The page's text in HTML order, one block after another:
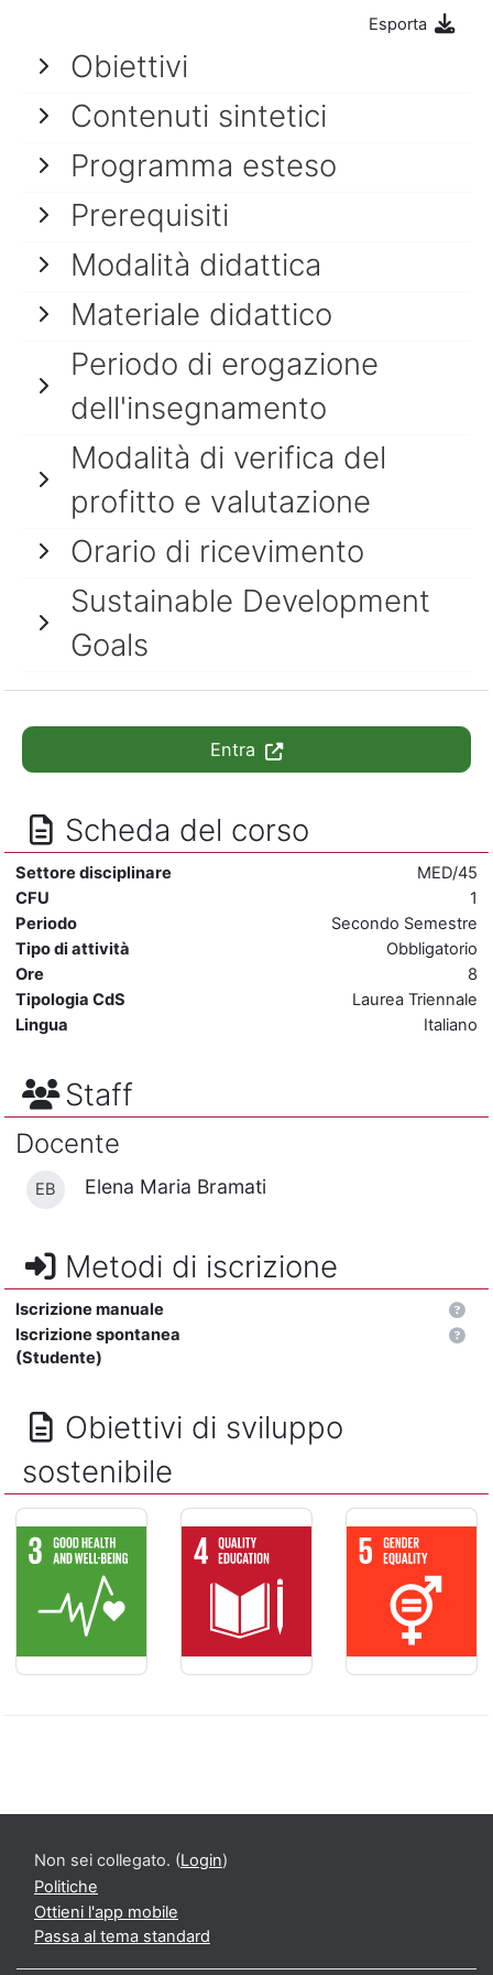
Esporta
Obiettivi
Contenuti sintetici
Programma esteso
Prerequisiti
Modalità didattica
Materiale didattico
Periodo di erogazione
dell'insegnamento
Modalità di verifica del
profitto e valutazione
Orario di ricevimento
Sustainable Development
Goals
Entra
Scheda del corso
Settore disciplinare
MED/45
CFU
1
Periodo
Secondo Semestre
Tipo di attività
Obbligatorio
Ore
8
Tipologia CdS
Laurea Triennale
Lingua
Italiano
Staff
Docente
EB Elena Maria Bramati
Metodi di iscrizione
Iscrizione manuale
Iscrizione spontanea
(Studente)
Obiettivi di sviluppo
sostenibile
SALUTE E BENESSERE - Assicurare la salute e il
ISTRUZIONE DI QUALITÁ -
PARITÁ DI
Non sei collegato. (Login)
Politiche
Ottieni l'app mobile
Passa al tema standard